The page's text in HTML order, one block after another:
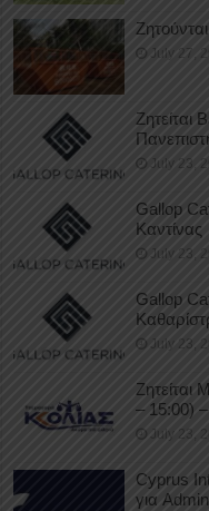
July 27,
Ζητείται
July 23,
Gallop
Καντίνας
July 23,
Gallop
July 23,
– 15:00)
July 23,
Cyprus
για